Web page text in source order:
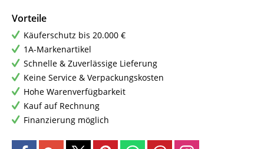
Vorteile
Käuferschutz bis 20.000 €
1A-Markenartikel
Schnelle & Zuverlässige Lieferung
Keine Service & Verpackungskosten
Hohe Warenverfügbarkeit
Kauf auf Rechnung
Finanzierung möglich